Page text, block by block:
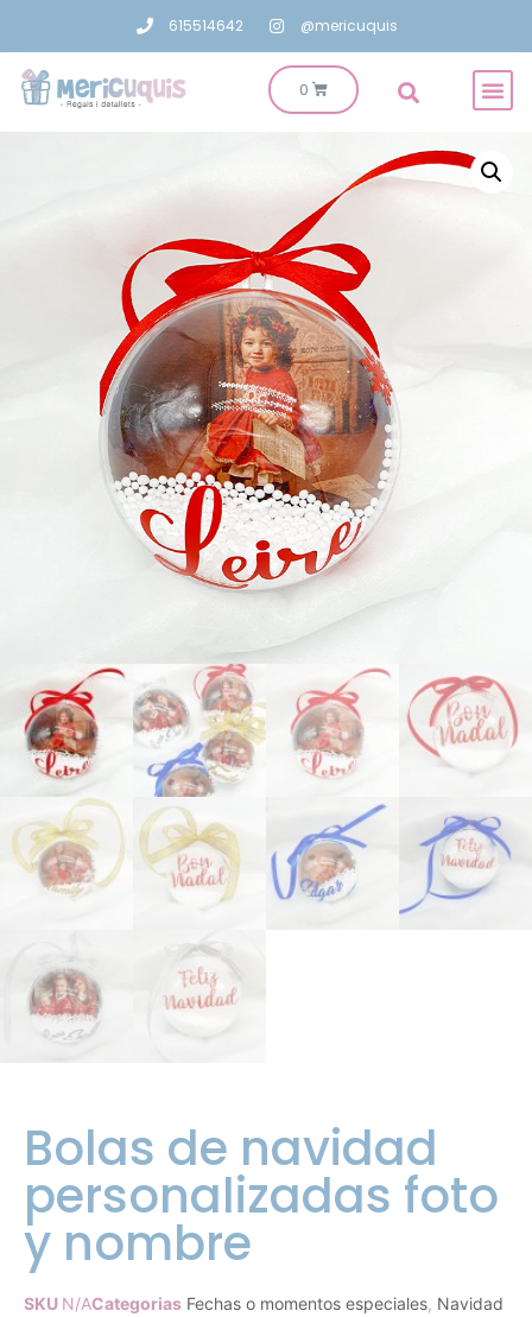
615514642 @mericuquis
Bolas de navidad
personalizadas foto
y nombre
SKU N/ACategorias Fechas o momentos especiales, Navidad